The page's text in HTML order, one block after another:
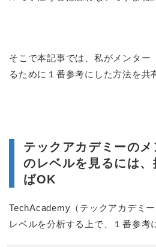
そこで本記事では、私がメンター
るために１番参考にした方法を共
テックアカデミーのメ
のレベルを見るには
ばOK
TechAcademy（テックアカデミ
レベルを分析する上で、１番参考